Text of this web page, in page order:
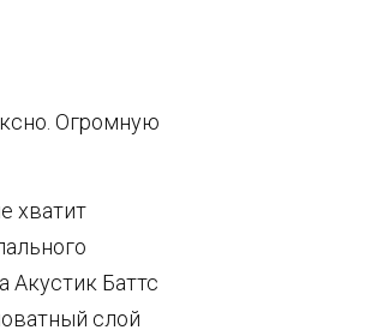
Огромную
хватит
Акустик Баттс
слой